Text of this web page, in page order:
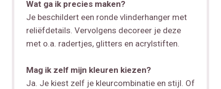
Wat ga ik precies maken?
Je beschildert een ronde vlinderhanger met
reliëfdetails. Vervolgens decoreer je deze
met o.a. radertjes, glitters en acrylstiften.
Mag ik zelf mijn kleuren kiezen?
Ja. Je kiest zelf je kleurcombinatie en stijl. Of